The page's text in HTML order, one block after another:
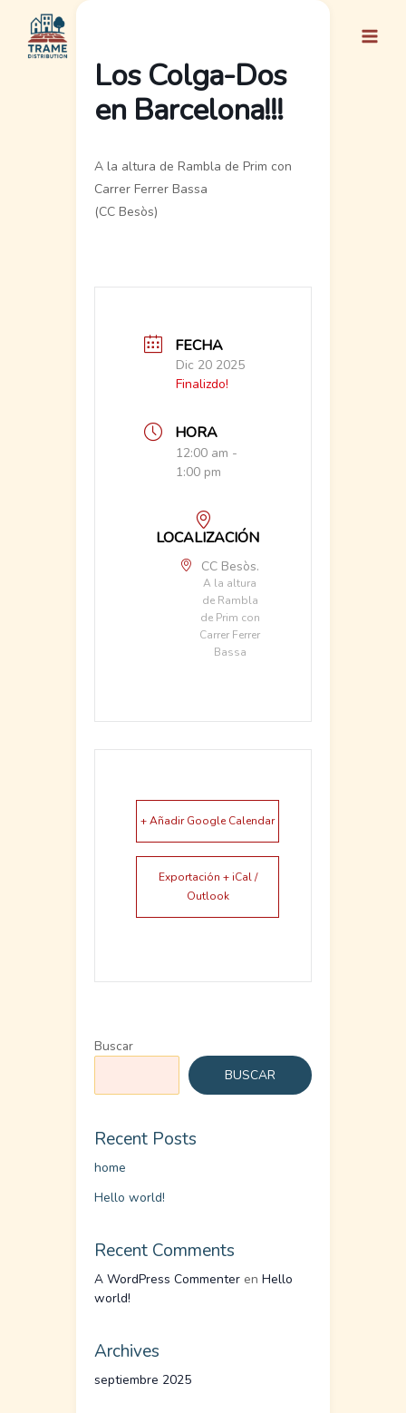
contenido
Los Colga-Dos
en Barcelona!!!
A la altura de Rambla de Prim con
Carrer Ferrer Bassa
(CC Besòs)
FECHA
Dic 20 2025
Finalizdo!
HORA
12:00 am -
1:00 pm
LOCALIZACIÓN
CC Besòs.
A la altura
de Rambla
de Prim con
Carrer Ferrer
Bassa
+ Añadir Google Calendar
Exportación + iCal /
Outlook
Buscar
BUSCAR
Recent Posts
home
Hello world!
Recent Comments
A WordPress Commenter en Hello
world!
Archives
septiembre 2025